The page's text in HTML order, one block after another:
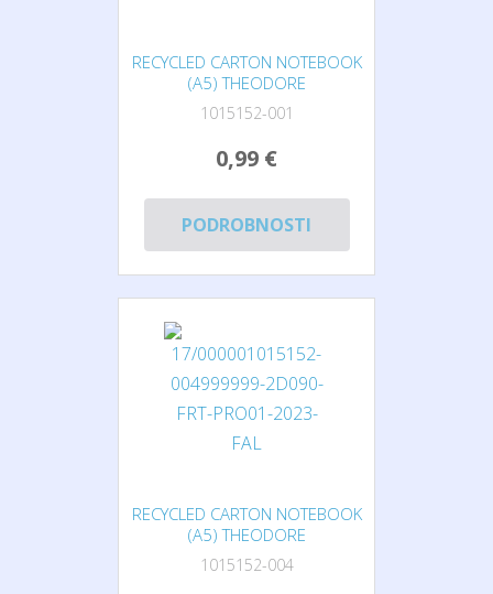
RECYCLED CARTON NOTEBOOK
(A5) THEODORE
1015152-001
0,99 €
PODROBNOSTI
RECYCLED CARTON NOTEBOOK
(A5) THEODORE
1015152-004